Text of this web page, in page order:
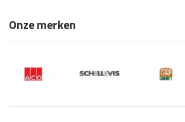
Onze merken